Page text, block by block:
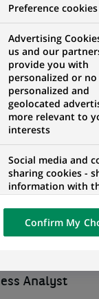
COMMUNAUTÉ DE
Engineer H/F
ÎLE-DE-FRANCE,
- Senior
LISBONNE,
Analyst
Preference cookies
Advertising
us and our
provide you with
personalized or no
personalized and
geolocated
more relevant to
interests
Social media and
sharing cookies -
information with
networks and
visualization on
of the content
external website.
Confirm My